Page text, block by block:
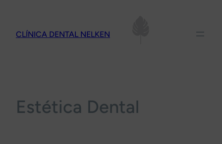
contenido
CLÍNICA DENTAL NELKEN
Estética Dental